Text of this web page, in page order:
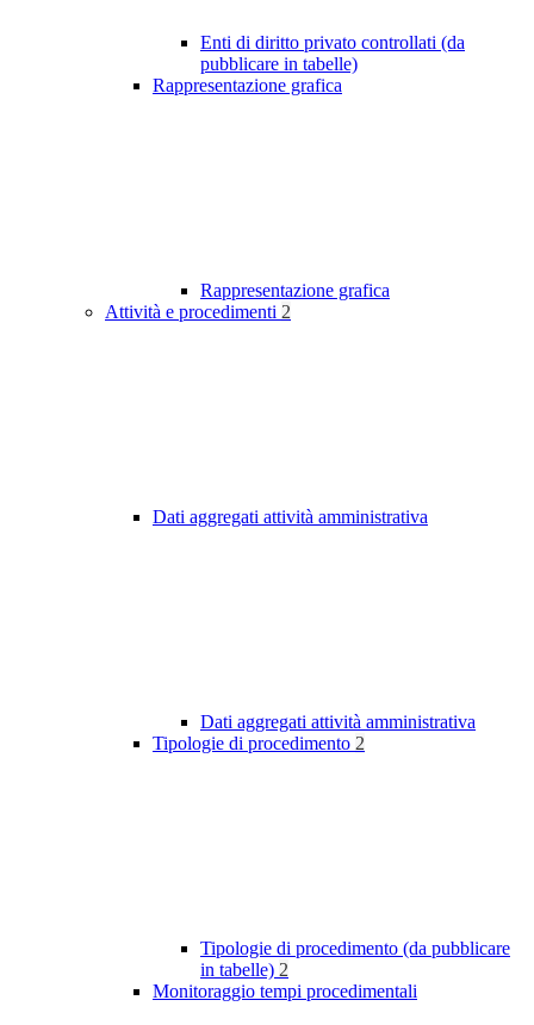
Enti di diritto privato controllati (da
pubblicare in tabelle)
Rappresentazione grafica
Rappresentazione grafica
Attività e procedimenti 2
Dati aggregati attività amministrativa
Dati aggregati attività amministrativa
Tipologie di procedimento 2
Tipologie di procedimento (da pubblicare
in tabelle) 2
Monitoraggio tempi procedimentali